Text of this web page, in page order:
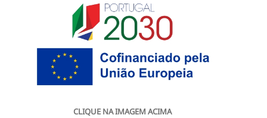
CLIQUE NA IMAGEM ACIMA